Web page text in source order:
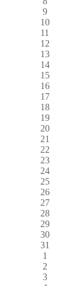
9
10
11
12
13
14
15
16
17
18
19
20
21
22
23
24
25
26
27
28
29
30
31
1
2
3